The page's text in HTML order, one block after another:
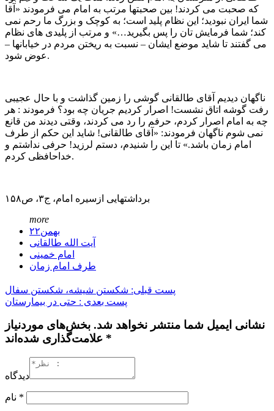
که صحبت می کردند! بین صحبتها مرتب به امام می فرمودند «آقا
شما ایران نبودید؛ این نظام پلید است؛ به کوچک و بزرگ ما رحم نمی
کند؛ شما فرمایش تان را پس بگیرید…» و مرتب از پلیدی های نظام
می گفتند تا شاید موضع ایشان – نسبت به ریختن مردم در خیابانها –
عوض شود.
ناگهان دیدیم آقای طالقانی گوشی را زمین گذاشت و با حال عجیبی
رفت گوشه اتاق نشست! اصرار کردیم جریان چه بود؟ فرمودند : هر
چه به امام اصرار کردم، حرفم را رد می کردند، وقتی دیدند من قانع
نمی شوم ناگهان فرمودند: «آقای طالقانی! شاید این حکم از طرف
امام زمان باشد.» تا این را شنیدم، دستم لرزید! حرفی نداشتم و
خداحافظی کردم.
برداشتهایی ازسیره امام، ج۳، ص۱۵۸
more
۲۲بهمن
آیت الله طالقانی
امام خمینی
طرف امام زمان
پست قبلی: شکستن شیشه، شکستن سفال
پست بعدی : حتی در بیمارستان
نشانی ایمیل شما منتشر نخواهد شد. بخش‌های موردنیاز
علامت‌گذاری شده‌اند *
دیدگاه
*